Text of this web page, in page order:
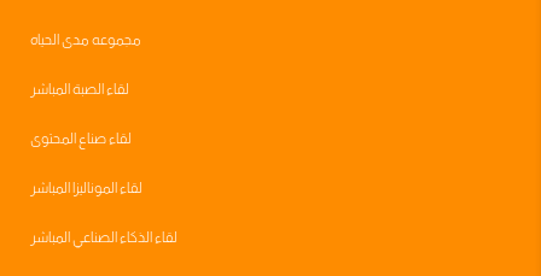
مجموعه مدى الحياه
لقاء الصبة المباشر
لقاء صناع المحتوى
لقاء الموناليزا المباشر
لقاء الذكاء الصناعي المباشر